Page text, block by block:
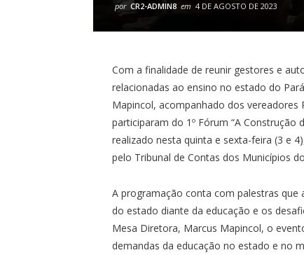
por CR2-ADMIN8 em 4 DE AGOSTO DE 2023
Com a finalidade de reunir gestores e
relacionadas ao ensino no estado do
Mapincol, acompanhado dos
participaram do 1º Fórum “A Construção
realizado nesta quinta e sexta-feira (3 e
pelo Tribunal de Contas dos Municípios
A programação conta com palestras
do estado diante da educação e os
Mesa Diretora, Marcus Mapincol, o
demandas da educação no estado e no